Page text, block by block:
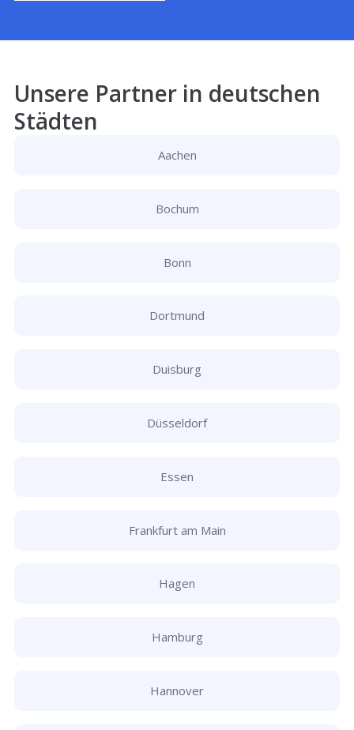
Unsere Partner in deutschen
Städten
Aachen
Bochum
Bonn
Dortmund
Duisburg
Düsseldorf
Essen
Frankfurt am Main
Hagen
Hamburg
Hannover